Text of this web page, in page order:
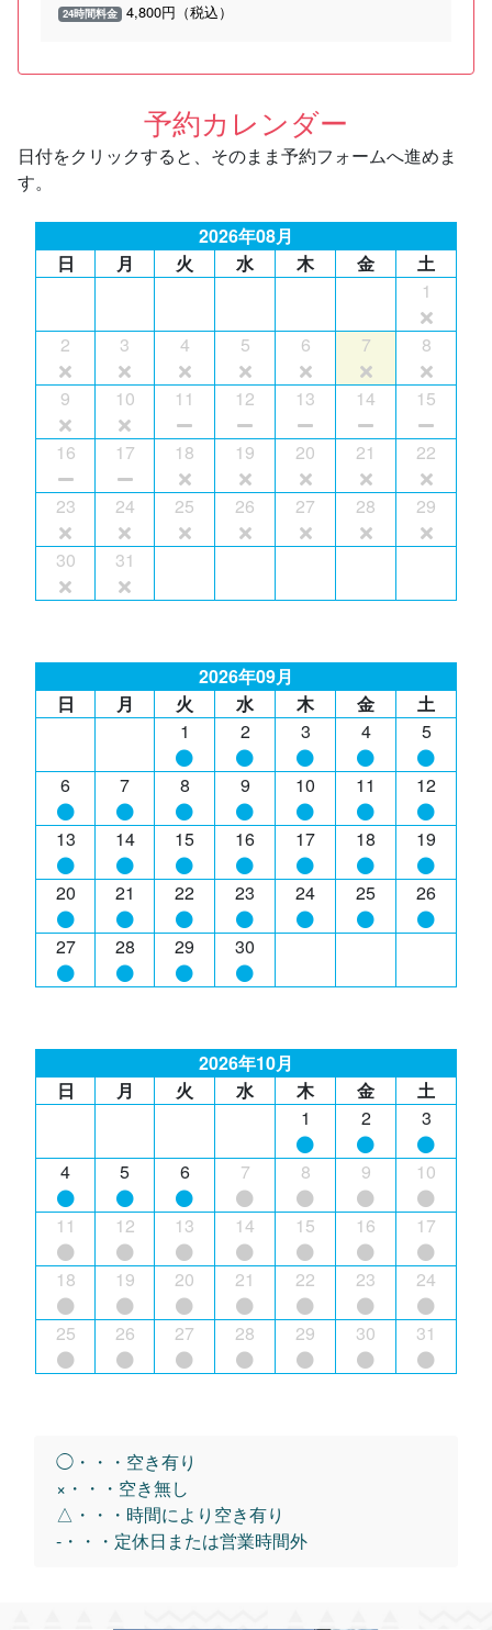
24時間料金 4,800円（税込）
予約カレンダー
日付をクリックすると、そのまま予約フォームへ進めま
す。
2026年08月
日
月 火 水 木 金
土
1
2 3 4 5 6 7 8
9 10 11 12 13 14 15
16 17 18 19 20 21 22
23 24 25 26 27 28 29
30 31
2026年09月
日
月 火 水 木 金
土
1
2 3 4 5
6 7 8 9 10 11 12
13 14 15 16 17 18 19
20 21 22 23 24 25 26
27 28 29 30
2026年10月
日
月 火 水 木 金
土
1
2 3
4 5 6 7 8 9 10
11 12 13 14 15 16 17
18 19 20 21 22 23 24
25 26 27 28 29 30 31
◯・・・空き有り
×・・・空き無し
△・・・時間により空き有り
-・・・定休日または営業時間外